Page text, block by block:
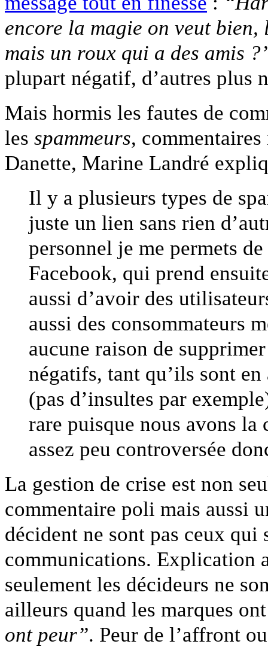
encore la magie on veut
mais un roux qui a des amis
plupart négatif, d’autres plus
Mais hormis les fautes de
les spammeurs,
Danette, Marine Landré
Il y a plusieurs types de
juste un lien sans rien
personnel je me permets
Facebook, qui prend
aussi d’avoir des
aussi des consommateurs
aucune raison de
négatifs, tant qu’ils sont
(pas d’insultes par
rare puisque nous avons la
assez peu controversée
La gestion de crise est non
commentaire poli mais aussi
décident ne sont pas ceux qui
communications. Explication
seulement les décideurs ne
ailleurs quand les marques
ont peur”. Peur de l’affront